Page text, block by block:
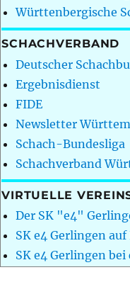
Württenbergische
SCHACHVERBAND
Deutscher
Ergebnisdienst
FIDE
Newsletter
Schach-Bundesliga
Schachverband
VIRTUELLE
Der SK "e4"
SK e4 Gerlingen auf
SK e4 Gerlingen bei